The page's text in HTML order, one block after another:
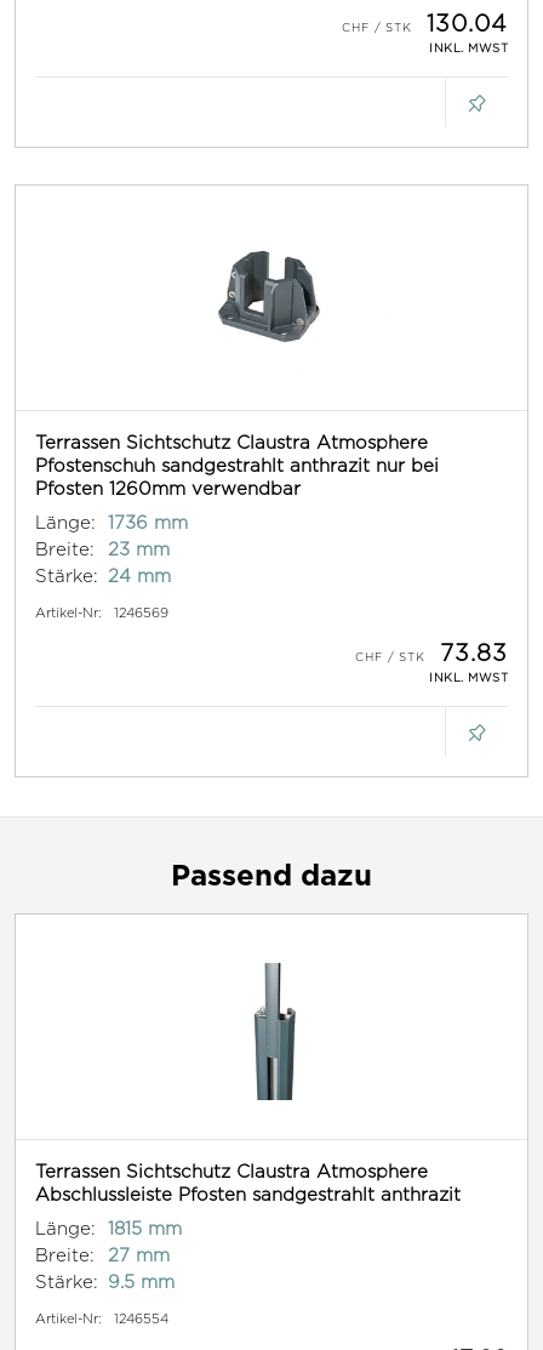
130.04
INKL. MWST
Terrassen Sichtschutz Claustra Atmosphere
Pfostenschuh sandgestrahlt anthrazit nur bei
Pfosten 1260mm verwendbar
Länge:
1736 mm
Breite:
23 mm
Stärke:
24 mm
Artikel-Nr: 1246569
73.83
INKL. MWST
Passend dazu
Terrassen Sichtschutz Claustra Atmosphere
Abschlussleiste Pfosten sandgestrahlt anthrazit
Länge:
1815 mm
Breite:
27 mm
Stärke:
9.5 mm
Artikel-Nr: 1246554